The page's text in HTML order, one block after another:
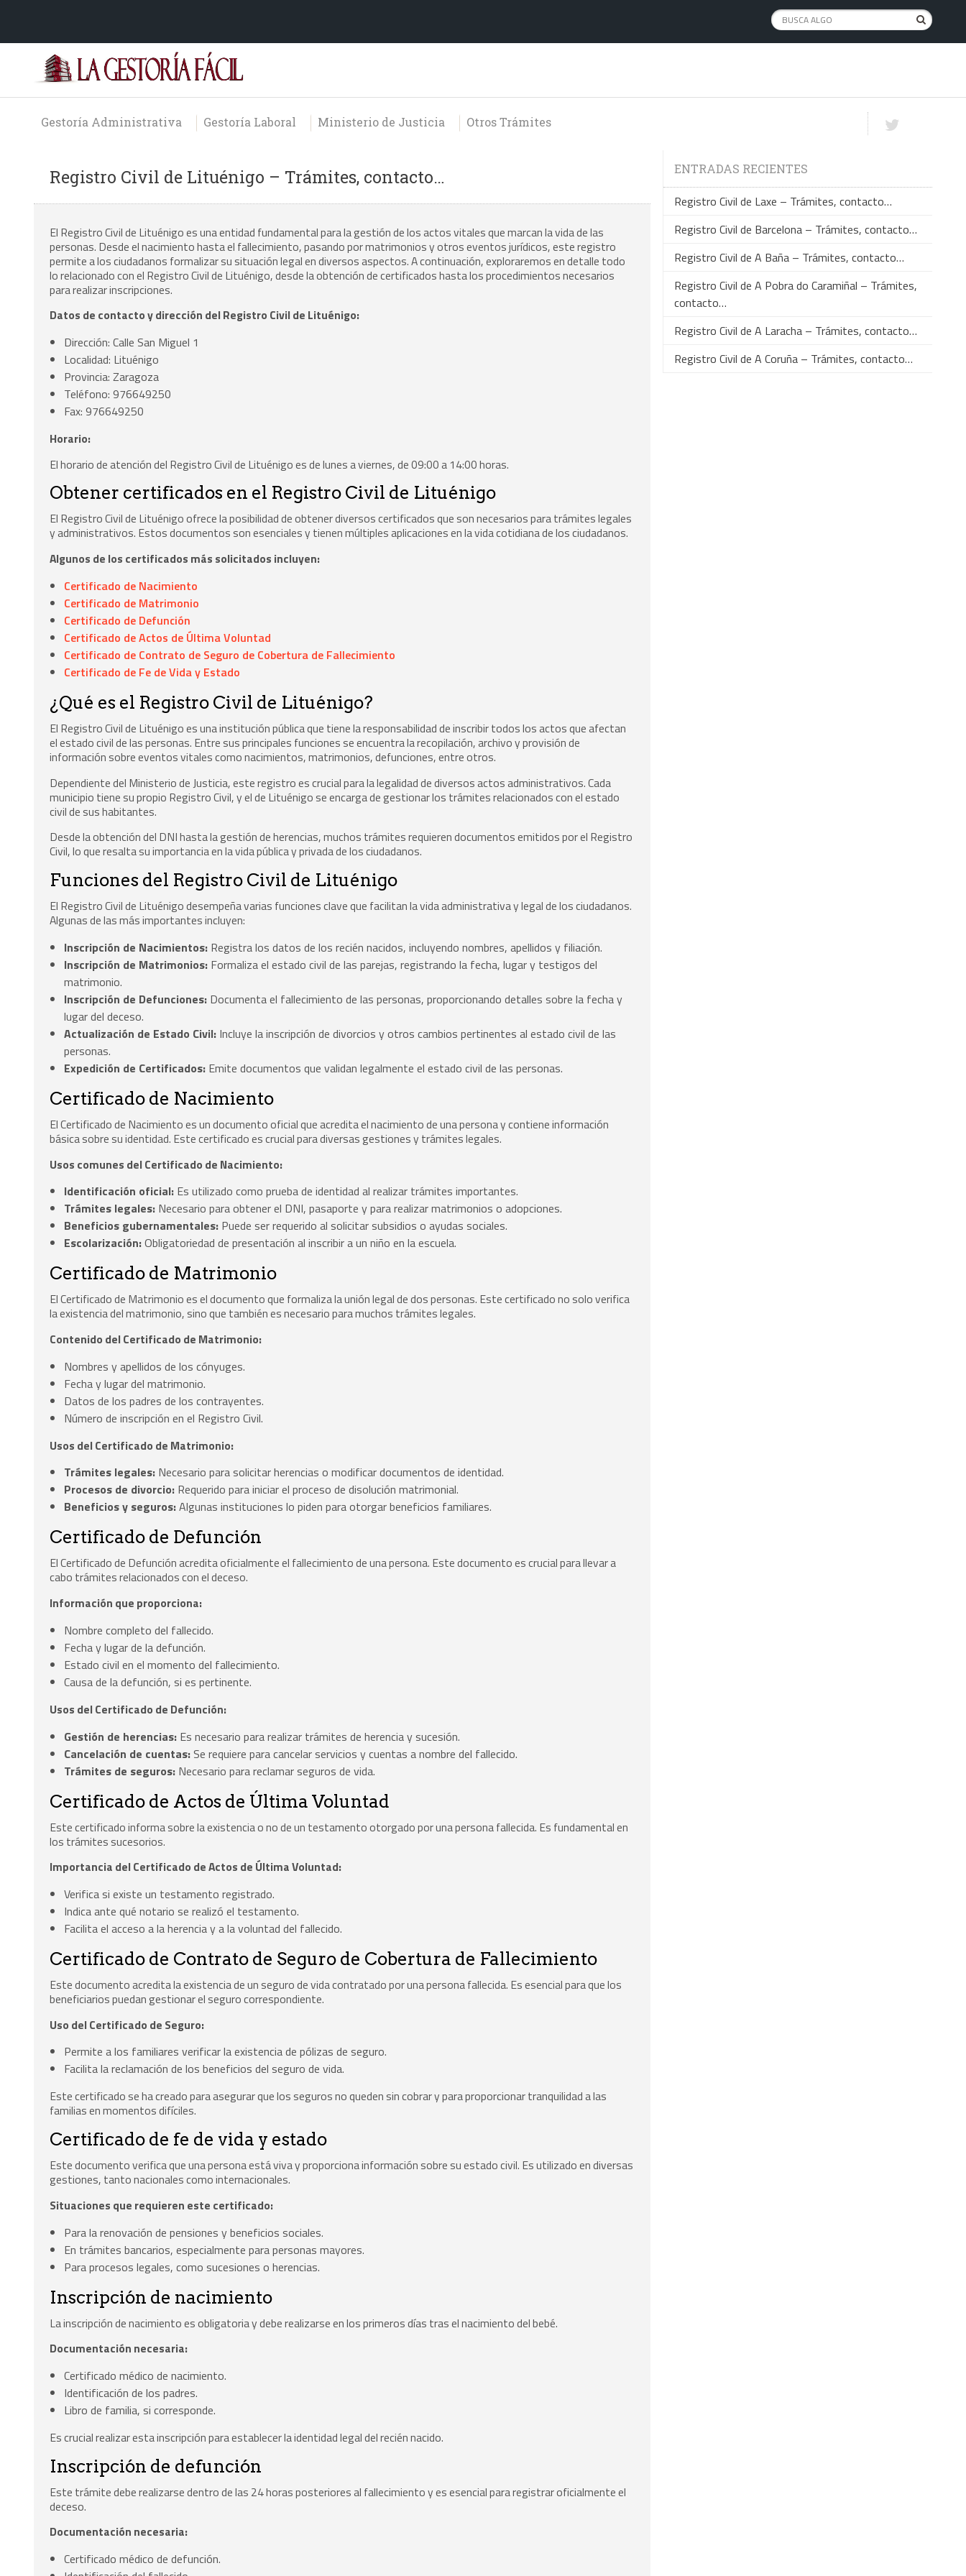
Gestoría Administrativa Gestoría Laboral Ministerio de Justicia Otros Trámites
Registro Civil de Lituénigo – Trámites, contacto…
El Registro Civil de Lituénigo es una entidad fundamental para la gestión de los actos vitales que marcan la vida de las
personas. Desde el nacimiento hasta el fallecimiento, pasando por matrimonios y otros eventos jurídicos, este registro
permite a los ciudadanos formalizar su situación legal en diversos aspectos. A continuación, exploraremos en detalle todo
lo relacionado con el Registro Civil de Lituénigo, desde la obtención de certificados hasta los procedimientos necesarios
para realizar inscripciones.
Datos de contacto y dirección del Registro Civil de Lituénigo:
Dirección: Calle San Miguel 1
Localidad: Lituénigo
Provincia: Zaragoza
Teléfono: 976649250
Fax: 976649250
Horario:
El horario de atención del Registro Civil de Lituénigo es de lunes a viernes, de 09:00 a 14:00 horas.
Obtener certificados en el Registro Civil de Lituénigo
El Registro Civil de Lituénigo ofrece la posibilidad de obtener diversos certificados que son necesarios para trámites legales
y administrativos. Estos documentos son esenciales y tienen múltiples aplicaciones en la vida cotidiana de los ciudadanos.
Algunos de los certificados más solicitados incluyen:
Certificado de Nacimiento
Certificado de Matrimonio
Certificado de Defunción
Certificado de Actos de Última Voluntad
Certificado de Contrato de Seguro de Cobertura de Fallecimiento
Certificado de Fe de Vida y Estado
¿Qué es el Registro Civil de Lituénigo?
El Registro Civil de Lituénigo es una institución pública que tiene la responsabilidad de inscribir todos los actos que afectan
el estado civil de las personas. Entre sus principales funciones se encuentra la recopilación, archivo y provisión de
información sobre eventos vitales como nacimientos, matrimonios, defunciones, entre otros.
Dependiente del Ministerio de Justicia, este registro es crucial para la legalidad de diversos actos administrativos. Cada
municipio tiene su propio Registro Civil, y el de Lituénigo se encarga de gestionar los trámites relacionados con el estado
civil de sus habitantes.
Desde la obtención del DNI hasta la gestión de herencias, muchos trámites requieren documentos emitidos por el Registro
Civil, lo que resalta su importancia en la vida pública y privada de los ciudadanos.
Funciones del Registro Civil de Lituénigo
El Registro Civil de Lituénigo desempeña varias funciones clave que facilitan la vida administrativa y legal de los ciudadanos.
Algunas de las más importantes incluyen:
Inscripción de Nacimientos: Registra los datos de los recién nacidos, incluyendo nombres, apellidos y filiación.
Inscripción de Matrimonios: Formaliza el estado civil de las parejas, registrando la fecha, lugar y testigos del
matrimonio.
Inscripción de Defunciones: Documenta el fallecimiento de las personas, proporcionando detalles sobre la fecha y
lugar del deceso.
Actualización de Estado Civil: Incluye la inscripción de divorcios y otros cambios pertinentes al estado civil de las
personas.
Expedición de Certificados: Emite documentos que validan legalmente el estado civil de las personas.
Certificado de Nacimiento
El Certificado de Nacimiento es un documento oficial que acredita el nacimiento de una persona y contiene información
básica sobre su identidad. Este certificado es crucial para diversas gestiones y trámites legales.
Usos comunes del Certificado de Nacimiento:
Identificación oficial: Es utilizado como prueba de identidad al realizar trámites importantes.
Trámites legales: Necesario para obtener el DNI, pasaporte y para realizar matrimonios o adopciones.
Beneficios gubernamentales: Puede ser requerido al solicitar subsidios o ayudas sociales.
Escolarización:Obligatoriedad de presentación al inscribir a un niño en la escuela.
Certificado de Matrimonio
El Certificado de Matrimonio es el documento que formaliza la unión legal de dos personas. Este certificado no solo verifica
la existencia del matrimonio, sino que también es necesario para muchos trámites legales.
Contenido del Certificado de Matrimonio:
Nombres y apellidos de los cónyuges.
Fecha y lugar del matrimonio.
Datos de los padres de los contrayentes.
Número de inscripción en el Registro Civil.
Usos del Certificado de Matrimonio:
Trámites legales: Necesario para solicitar herencias o modificar documentos de identidad.
Procesos de divorcio: Requerido para iniciar el proceso de disolución matrimonial.
Beneficios y seguros:Algunas instituciones lo piden para otorgar beneficios familiares.
Certificado de Defunción
El Certificado de Defunción acredita oficialmente el fallecimiento de una persona. Este documento es crucial para llevar a
cabo trámites relacionados con el deceso.
Información que proporciona:
Nombre completo del fallecido.
Fecha y lugar de la defunción.
Estado civil en el momento del fallecimiento.
Causa de la defunción, si es pertinente.
Usos del Certificado de Defunción:
Gestión de herencias: Es necesario para realizar trámites de herencia y sucesión.
Cancelación de cuentas: Se requiere para cancelar servicios y cuentas a nombre del fallecido.
Trámites de seguros: Necesario para reclamar seguros de vida.
Certificado de Actos de Última Voluntad
Este certificado informa sobre la existencia o no de un testamento otorgado por una persona fallecida. Es fundamental en
los trámites sucesorios.
Importancia del Certificado de Actos de Última Voluntad:
Verifica si existe un testamento registrado.
Indica ante qué notario se realizó el testamento.
Facilita el acceso a la herencia y a la voluntad del fallecido.
Certificado de Contrato de Seguro de Cobertura de Fallecimiento
Este documento acredita la existencia de un seguro de vida contratado por una persona fallecida. Es esencial para que los
beneficiarios puedan gestionar el seguro correspondiente.
Uso del Certificado de Seguro:
Permite a los familiares verificar la existencia de pólizas de seguro.
Facilita la reclamación de los beneficios del seguro de vida.
Este certificado se ha creado para asegurar que los seguros no queden sin cobrar y para proporcionar tranquilidad a las
familias en momentos difíciles.
Certificado de fe de vida y estado
Este documento verifica que una persona está viva y proporciona información sobre su estado civil. Es utilizado en diversas
gestiones, tanto nacionales como internacionales.
Situaciones que requieren este certificado:
Para la renovación de pensiones y beneficios sociales.
En trámites bancarios, especialmente para personas mayores.
Para procesos legales, como sucesiones o herencias.
Inscripción de nacimiento
La inscripción de nacimiento es obligatoria y debe realizarse en los primeros días tras el nacimiento del bebé.
Documentación necesaria:
Certificado médico de nacimiento.
Identificación de los padres.
Libro de familia, si corresponde.
Es crucial realizar esta inscripción para establecer la identidad legal del recién nacido.
Inscripción de defunción
Este trámite debe realizarse dentro de las 24 horas posteriores al fallecimiento y es esencial para registrar oficialmente el
deceso.
Documentación necesaria:
Certificado médico de defunción.
ENTRADAS RECIENTES
Registro Civil de Laxe – Trámites, contacto…
Registro Civil de Barcelona – Trámites, contacto…
Registro Civil de A Baña – Trámites, contacto…
Registro Civil de A Pobra do Caramiñal – Trámites,
contacto…
Registro Civil de A Laracha – Trámites, contacto…
Registro Civil de A Coruña – Trámites, contacto…